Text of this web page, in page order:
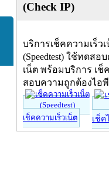
(Check IP)
บริการเช็คความเร็ว
(Speedtest) ใช้ทดสอ
เน็ต พร้อมบริการ เช็
สอบความถูกต้องไอ
เช็คความเร็วเน็ต เช็ค